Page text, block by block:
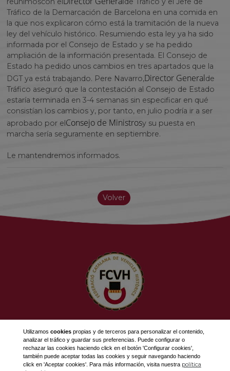
Tráfico de la Demarcación de Barcelona en una comida en
la que nos explicaron cómo está la tramitación de la nueva
ley del vehículo histórico. Resumiendo esta ley ya ha sido
informada por el Consejo de Estado y se ha pedido
ampliación de la información presentada. El Consejo de
Estado ha pedido unos cambios en tres apartados que la
DGT ya está trabajando. Pere Navarro,Director Generalde
Tráfico aseguró que la contestación al Consejo de Estado
estaría terminada en 3-4 semanas sin especificar en qué
consistían los cambios y, por tanto, en julio podría ir a ser
aprobado por elConsejo de Ministrosy su puesta en
marcha sería seguramente en septiembre.
Le mantendremos informados.
Volver
689 308 868
fcvh@fcvh.cat
Utilizamos cookiespropias y de terceros para personalizar el contenido,
analizar el tráfico y guardar sus preferencias. Puede configurar o
rechazar las cookies haciendo click en el botón 'Configurar cookies',
también puede aceptar todas las cookies y seguir navegando haciendo
click en 'Aceptar cookies'. Para más información, visita nuestra política